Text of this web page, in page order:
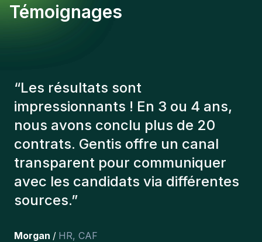
Témoignages
“Les consultants Gentis ont
toujours tenu compte de plusieurs
éléments afin de nous présenter
les bons candidats. Les personnes
que l'on a recruté sont toujours là
et personnellement,je suis très
content des personnes qu’on a